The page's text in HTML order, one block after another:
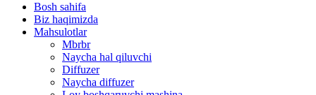
Bosh sahifa
Biz haqimizda
Mahsulotlar
Mbrbr
Naycha hal qiluvchi
Diffuzer
Naycha diffuzer